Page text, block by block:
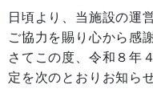
日頃より、当施設の運
ご協力を賜り心から感
さてこの度、令和８年
定を次のとおりお知ら